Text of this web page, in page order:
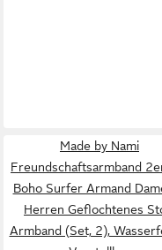
Made by Nami
Freundschaftsarmband
Boho Surfer Armand
Herren Geflochtenes
Armband (Set, 2),